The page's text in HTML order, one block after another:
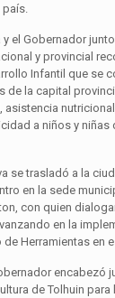
y el Gobernador
y provincial
Infantil que se
de la capital
asistencia
a niños y niñas
se trasladó a la
en la sede
con quien
en la
Herramientas en
encabezó
de Tolhuin